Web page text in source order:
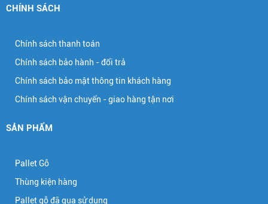
CHÍNH SÁCH
Chính sách thanh toán
Chính sách bảo hành - đổi trả
Chính sách bảo mật thông tin khách hàng
Chính sách vận chuyển - giao hàng tận nơi
SẢN PHẨM
Pallet Gỗ
Thùng kiện hàng
Pallet gỗ đã qua sử dụng